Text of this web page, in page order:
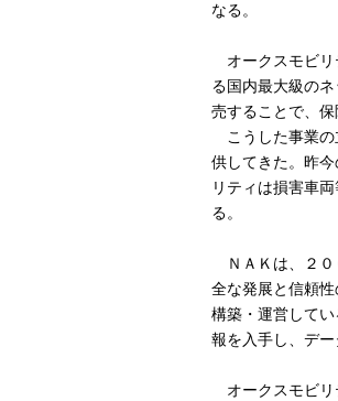
なる。
オークスモビリ
る国内最大級の
売することで、
こうした事業の
供してきた。昨
リティは損害車
る。
ＮＡＫは、２０
全な発展と信頼
構築・運営して
報を入手し、デ
オークスモビリ